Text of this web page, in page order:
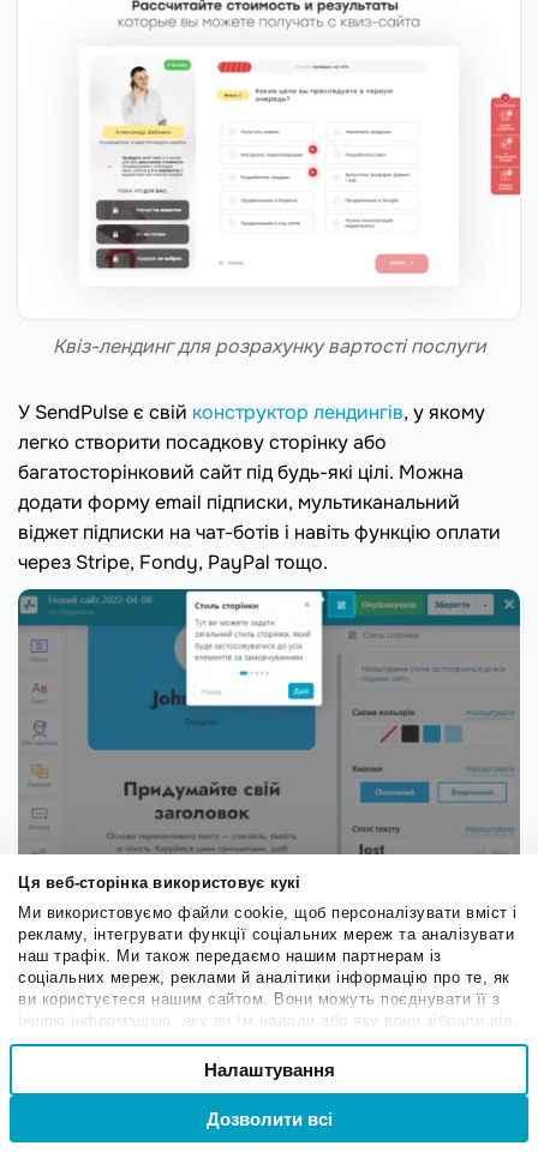
Ця веб-сторінка використовує кукі
Ми використовуємо файли cookie, щоб персоналізувати вміст і
рекламу, інтегрувати функції соціальних мереж та аналізувати
наш трафік. Ми також передаємо нашим партнерам із
соціальних мереж, реклами й аналітики інформацію про те, як
ви користуєтеся нашим сайтом. Вони можуть поєднувати її з
іншою інформацією, яку ви їм надали або яку вони зібрали під
час вашого користування їхніми службами.
Вибір
Привілейовані
Налаштування
Дозволити всі
Квіз-лендинг для розрахунку вартості послуги
У SendPulse є свій конструктор лендингів, у якому
легко створити посадкову сторінку або
багатосторінковий сайт під будь-які цілі. Можна
додати форму email підписки, мультиканальний
віджет підписки на чат-ботів і навіть функцію оплати
через Stripe, Fondy, PayPal тощо.